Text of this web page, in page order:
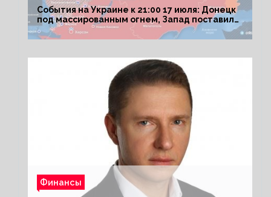
События на Украине к 21:00 17 июля: Донецк
под массированным огнем, Запад поставил
Киеву ультиматум
Финансы